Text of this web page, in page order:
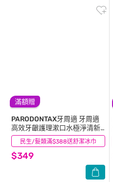
滿額贈
民生/髮類滿$388送舒潔冰巾
PARODONTAX牙周適 牙周適
高效牙齦護理漱口水極淨清新
500ml*2
$349
(12)